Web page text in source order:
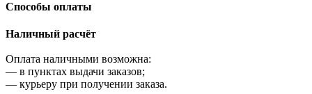
Cпособы оплаты
Наличный расчёт
Оплата наличными возможна:
— в пунктах выдачи заказов;
— курьеру при получении заказа.